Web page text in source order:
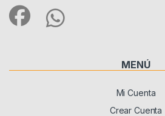
MENÚ
Mi Cuenta
Crear Cuenta